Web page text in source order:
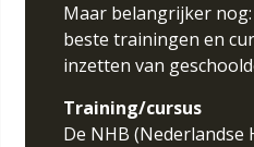
Maar belangrijker
beste trainingen en
inzetten van
Training/cursus
De NHB (Nederlandse